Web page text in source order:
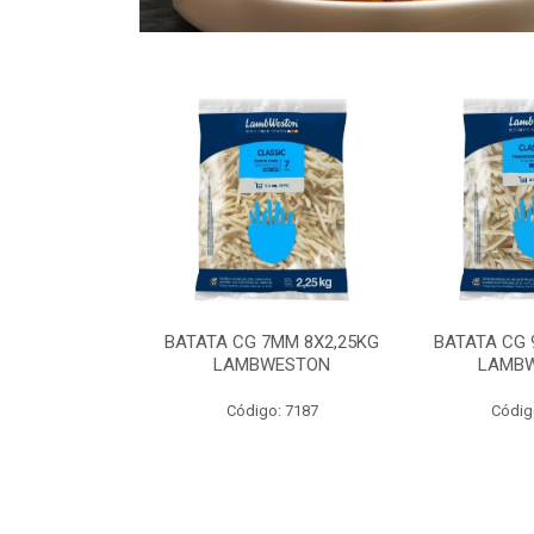
BATATA CG 7MM 8X2,25KG
LAMBWESTON
Código: 7187
BATATA CG